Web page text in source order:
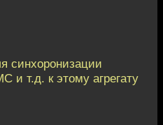
синхоронизации
и т.д. к этому агрегату